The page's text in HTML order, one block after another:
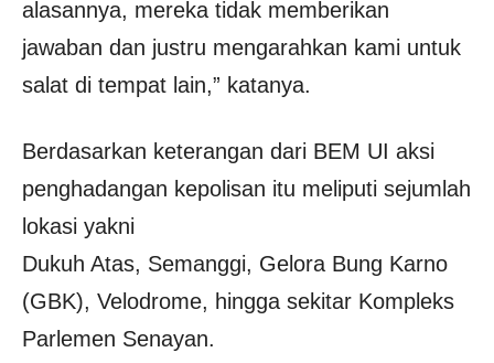
alasannya, mereka tidak memberikan
jawaban dan justru mengarahkan kami untuk
salat di tempat lain,” katanya.
Berdasarkan keterangan dari BEM UI aksi
penghadangan kepolisan itu meliputi sejumlah
lokasi yakni
Dukuh Atas, Semanggi, Gelora Bung Karno
(GBK), Velodrome, hingga sekitar Kompleks
Parlemen Senayan.